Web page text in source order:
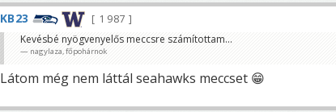
KB23
1 987
Kevésbé nyögvenyelős meccsre számítottam...
nagylaza, főpohárnok
Látom még nem láttál seahawks meccset 😁